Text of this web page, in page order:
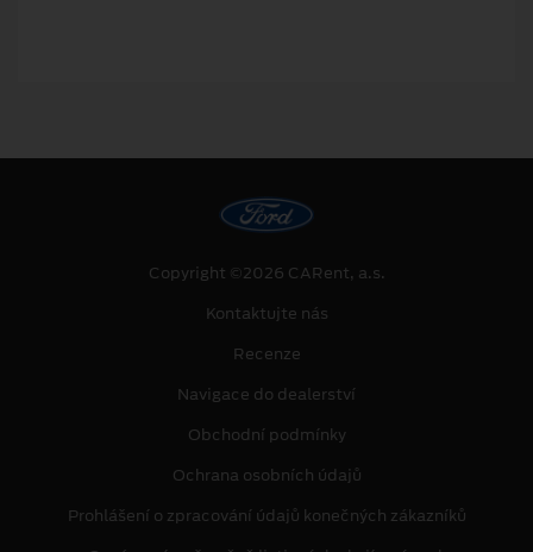
Copyright ©2026 CARent, a.s.
Kontaktujte nás
Recenze
Navigace do dealerství
Obchodní podmínky
Ochrana osobních údajů
Prohlášení o zpracování údajů konečných zákazníků